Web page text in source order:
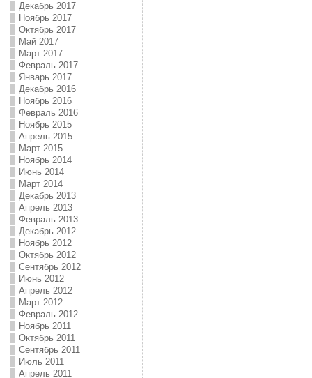
Декабрь 2017
Ноябрь 2017
Октябрь 2017
Май 2017
Март 2017
Февраль 2017
Январь 2017
Декабрь 2016
Ноябрь 2016
Февраль 2016
Ноябрь 2015
Апрель 2015
Март 2015
Ноябрь 2014
Июнь 2014
Март 2014
Декабрь 2013
Апрель 2013
Февраль 2013
Декабрь 2012
Ноябрь 2012
Октябрь 2012
Сентябрь 2012
Июнь 2012
Апрель 2012
Март 2012
Февраль 2012
Ноябрь 2011
Октябрь 2011
Сентябрь 2011
Июль 2011
Апрель 2011